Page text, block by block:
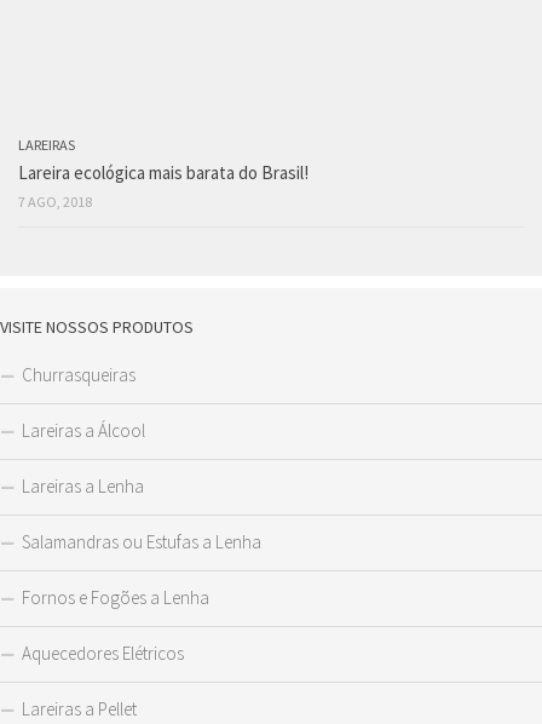
LAREIRAS
Lareira ecológica mais barata do Brasil!
7 AGO, 2018
VISITE NOSSOS PRODUTOS
Churrasqueiras
Lareiras a Álcool
Lareiras a Lenha
Salamandras ou Estufas a Lenha
Fornos e Fogões a Lenha
Aquecedores Elétricos
Lareiras a Pellet